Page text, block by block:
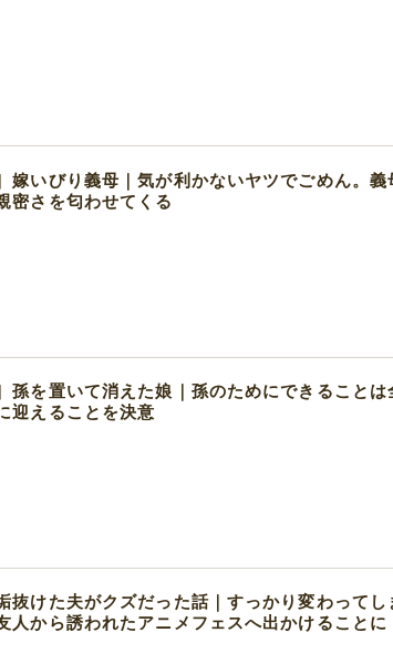
嫁いびり義母｜気が利かないヤツでごめん。
密さを匂わせてくる
孫を置いて消えた娘｜孫のためにできること
迎えることを決意
抜けた夫がクズだった話｜すっかり変わって
人から誘われたアニメフェスへ出かけることに